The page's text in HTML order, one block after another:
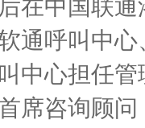
在中国联
通呼叫中
叫中心担任
席咨询顾